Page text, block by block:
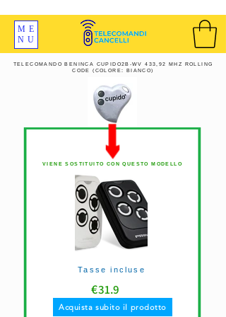
ME
NU
TELECOMANDO BENINCA CUPIDO2B-WV 433,92 MHZ ROLLING
CODE (COLORE: BIANCO)
VIENE SOSTITUITO CON QUESTO MODELLO
€31.9
Acquista subito il prodotto
Tasse incluse